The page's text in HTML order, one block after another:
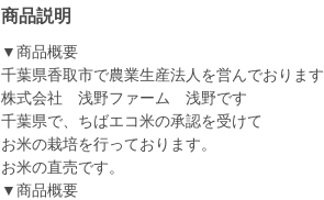
商品説明
▼商品概要
千葉県香取市で農業生産法人を営んでおります
株式会社 浅野ファーム 浅野です
千葉県で、ちばエコ米の承認を受けて
お米の栽培を行っております。
お米の直売です。
▼商品概要